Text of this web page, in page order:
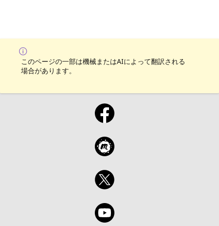
このページの一部は機械またはAIによって翻訳される
場合があります。